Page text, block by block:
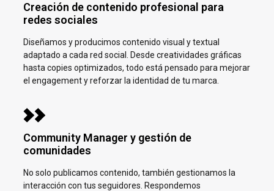
Creación de contenido profesional para
redes sociales
Diseñamos y producimos contenido visual y textual
adaptado a cada red social. Desde creatividades gráficas
hasta copies optimizados, todo está pensado para mejorar
el engagement y reforzar la identidad de tu marca.
Community Manager y gestión de
comunidades
No solo publicamos contenido, también gestionamos la
interacción con tus seguidores. Respondemos